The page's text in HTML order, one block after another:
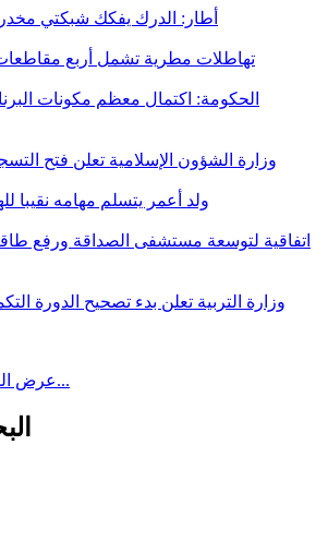
أطار: الدرك يفكك شبكتي مخدرات
تهاطلات مطرية تشمل أربع
الحكومة: اكتمال معظم مكونات
وزارة الشؤون الإسلامية تعلن فتح
ولد أعمر يتسلم مهامه نقيبا
وزارة التربية تعلن بدء تصحيح الدورة
عرض المزيد من الأخبار...